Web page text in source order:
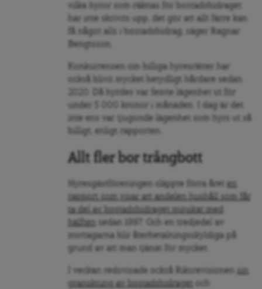
vilka hyror som räknas för bostadsbidraget
har inte skrivits upp, det gör att allt färre kan
få något alls i bostadsbidrag, säger Ragnar
Bengtsson.
Konkurrensen om billiga hyresrätter har
också blivit mycket betydligt hårdare sedan
2020. Då hyrdes var femte lägenhet ut för
under 5 000 kronor i månaden. I dag är det
inte ens var tjugonde lägenhet som hyrs ut så
billigt, enligt rapporten.
Allt fler bor trångbott
Hyresgästföreningen släppte förra året en
rapport som visar att andelen hushåll som får
ta del av bostadsbidraget minskat med
hälften
sedan 1997. Och en tredjedel av
mottagarna blir återbetalningsskyldiga på
grund av att man tjänat för mycket.
I veckan redovisade också Riksrevisionen
sin
granskning av bostadsbidraget